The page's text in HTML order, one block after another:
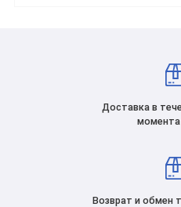
Доставка в
момента
Возврат и обмен